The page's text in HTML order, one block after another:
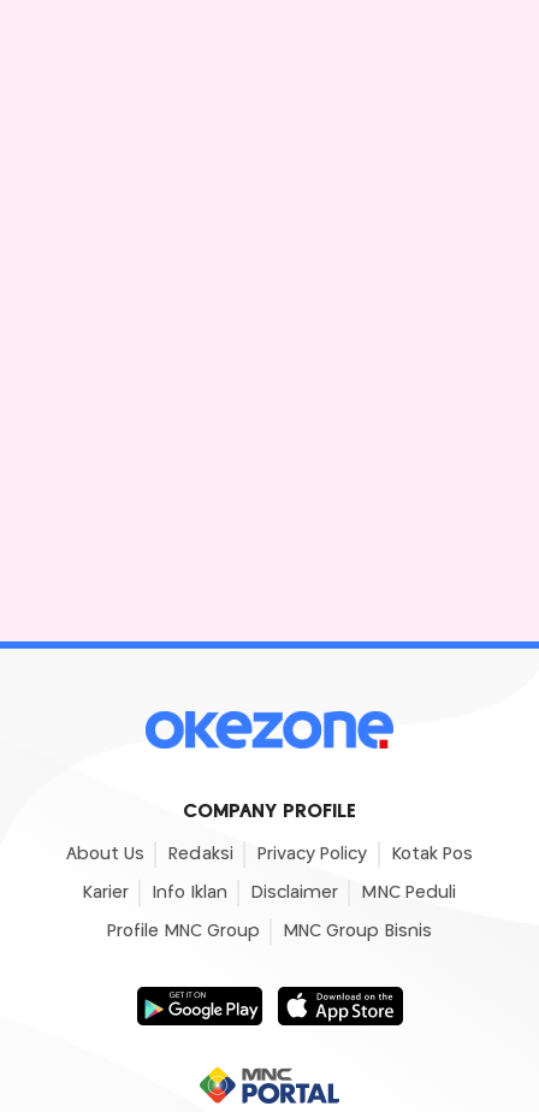
COMPANY PROFILE
About Us Redaksi Privacy Policy Kotak Pos
Karier Info Iklan Disclaimer MNC Peduli
Profile MNC Group MNC Group Bisnis